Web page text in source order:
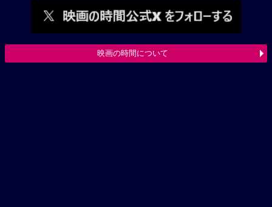
映画の時間について